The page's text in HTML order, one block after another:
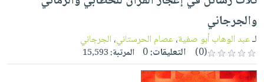
جوائز
شحن
مخفض
عروض
الرئيسية
صدر
حديثاً
الأكثر
مبيعاً
صوتية
الصفحة
الرئيسية
أطفال
والجرجاني
لـعبد الوهاب أبو صفية،عصام الحرستاني، الجرجاني
(0)
التعليقات:0 المرتبة:15,593